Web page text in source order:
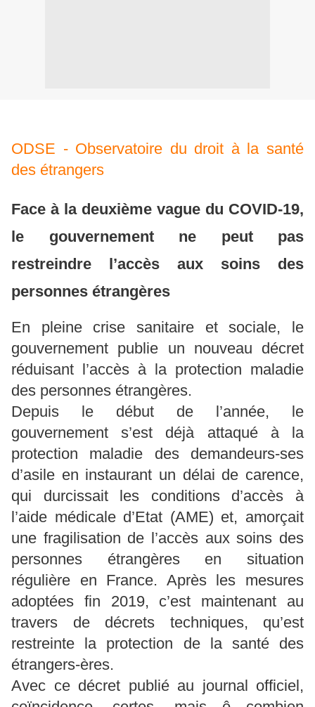
ODSE - Observatoire du droit à la santé
des étrangers
Face à la deuxième vague du COVID-19,
le gouvernement ne peut pas
restreindre l’accès aux soins des
personnes étrangères
En pleine crise sanitaire et sociale, le
gouvernement publie un nouveau décret
réduisant l’accès à la protection maladie
des personnes étrangères.
Depuis le début de l’année, le
gouvernement s’est déjà attaqué à la
protection maladie des demandeurs-ses
d’asile en instaurant un délai de carence,
qui durcissait les conditions d’accès à
l’aide médicale d’Etat (AME) et, amorçait
une fragilisation de l’accès aux soins des
personnes étrangères en situation
régulière en France. Après les mesures
adoptées fin 2019, c’est maintenant au
travers de décrets techniques, qu’est
restreinte la protection de la santé des
étrangers-ères.
Avec ce décret publié au journal officiel,